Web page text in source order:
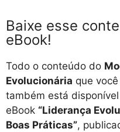
Baixe esse
eBook!
Todo o conteúdo do
Evolucionária que
também está
eBook “Liderança
Boas Práticas”,